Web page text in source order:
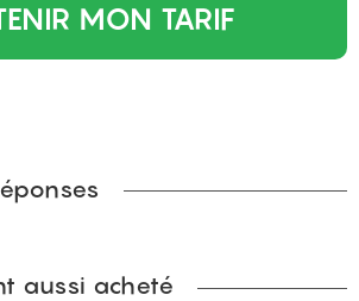
MON TARIF
aussi acheté